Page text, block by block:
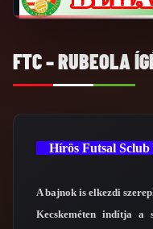
FTC – RUBEOLA
Hírös Futsal Sclub
A bajnok is elkezdi
Kecskeméten indítja a